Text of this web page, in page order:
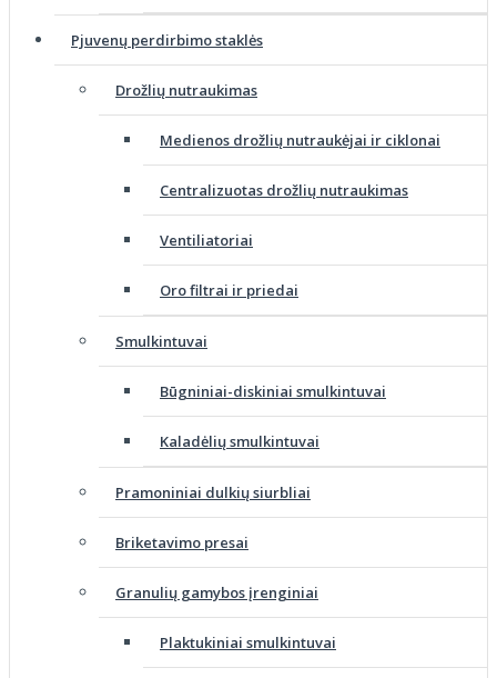
Pjuvenų perdirbimo staklės
Drožlių nutraukimas
Medienos drožlių nutraukėjai ir ciklonai
Centralizuotas drožlių nutraukimas
Ventiliatoriai
Oro filtrai ir priedai
Smulkintuvai
Būgniniai-diskiniai smulkintuvai
Kaladėlių smulkintuvai
Pramoniniai dulkių siurbliai
Briketavimo presai
Granulių gamybos įrenginiai
Plaktukiniai smulkintuvai